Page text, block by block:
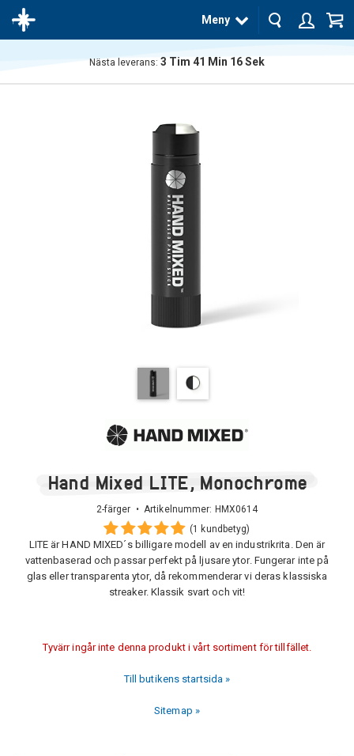
Meny
Nästa leverans: 3 Tim 41 Min 15Sek
Hand Mixed LITE, Monochrome
2-färger • Artikelnummer: HMX0614
(1 kundbetyg)
LITE är HAND MIXED´s billigare modell av en industrikrita. Den är
vattenbaserad och passar perfekt på ljusare ytor. Fungerar inte på
glas eller transparenta ytor, då rekommenderar vi deras klassiska
streaker. Klassik svart och vit!
Tyvärr ingår inte denna produkt i vårt sortiment för tillfället.
Till butikens startsida »
Sitemap »